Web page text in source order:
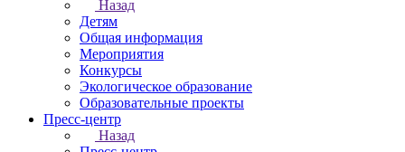
Назад
Детям
Общая информация
Мероприятия
Конкурсы
Экологическое образование
Образовательные проекты
Пресс-центр
Назад